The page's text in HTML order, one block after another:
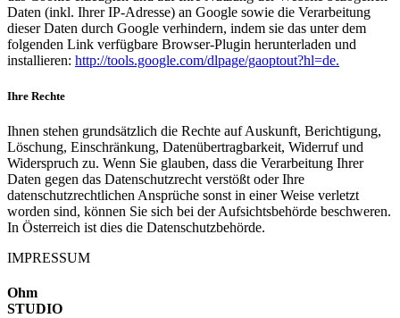
Daten (inkl. Ihrer IP-Adresse) an Google sowie die Verarbeitung
dieser Daten durch Google verhindern, indem sie das unter dem
folgenden Link verfügbare Browser-Plugin herunterladen und
installieren: http://tools.google.com/dlpage/gaoptout?hl=de.
Ihre Rechte
Ihnen stehen grundsätzlich die Rechte auf Auskunft, Berichtigung,
Löschung, Einschränkung, Datenübertragbarkeit, Widerruf und
Widerspruch zu. Wenn Sie glauben, dass die Verarbeitung Ihrer
Daten gegen das Datenschutzrecht verstößt oder Ihre
datenschutzrechtlichen Ansprüche sonst in einer Weise verletzt
worden sind, können Sie sich bei der Aufsichtsbehörde beschweren.
In Österreich ist dies die Datenschutzbehörde.
IMPRESSUM
Ohm
STUDIO